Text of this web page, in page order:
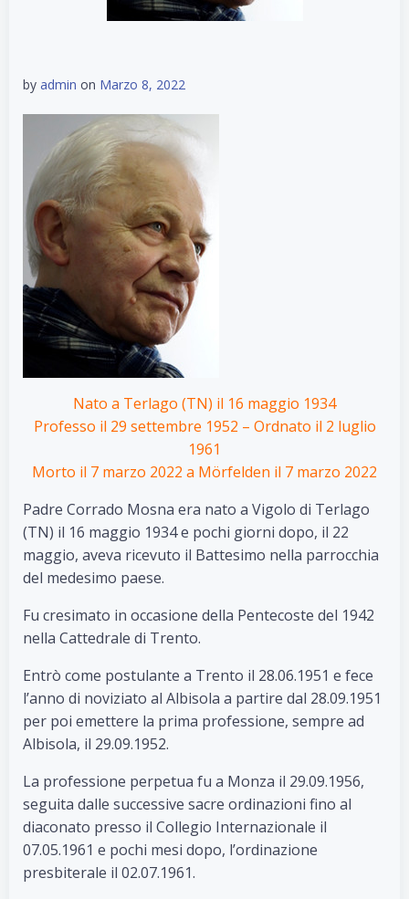
by admin on Marzo 8, 2022
Nato a Terlago (TN) il 16 maggio 1934
Professo il 29 settembre 1952 – Ordnato il 2 luglio
1961
Morto il 7 marzo 2022 a Mörfelden il 7 marzo 2022
Padre Corrado Mosna era nato a Vigolo di Terlago
(TN) il 16 maggio 1934 e pochi giorni dopo, il 22
maggio, aveva ricevuto il Battesimo nella parrocchia
del medesimo paese.
Fu cresimato in occasione della Pentecoste del 1942
nella Cattedrale di Trento.
Entrò come postulante a Trento il 28.06.1951 e fece
l’anno di noviziato al Albisola a partire dal 28.09.1951
per poi emettere la prima professione, sempre ad
Albisola, il 29.09.1952.
La professione perpetua fu a Monza il 29.09.1956,
seguita dalle successive sacre ordinazioni fino al
diaconato presso il Collegio Internazionale il
07.05.1961 e pochi mesi dopo, l’ordinazione
presbiterale il 02.07.1961.